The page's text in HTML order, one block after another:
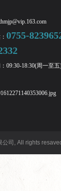
0755-
09:30-18:30(周一至五
司, All rights